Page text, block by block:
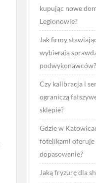
kupując nowe
Legionowie?
Jak firmy
wybierają
podwykonawców?
Czy kalibracja i
ograniczą
sklepie?
Gdzie w
fotelikami oferuje
dopasowanie?
Jaką fryzurę dla